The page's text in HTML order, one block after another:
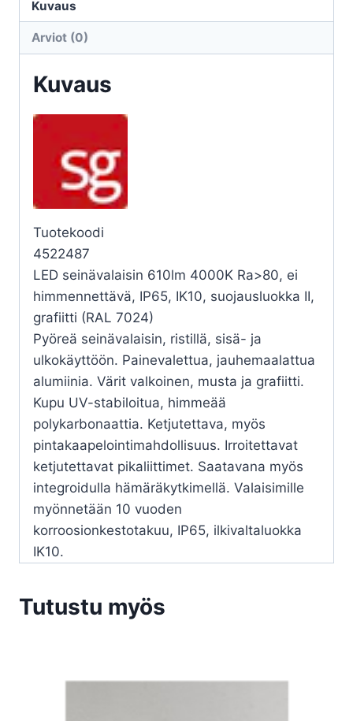
1100
11,5W
määrä
Kuvaus
Arviot (0)
Kuvaus
Tuotekoodi
4522487
LED seinävalaisin 610lm 4000K Ra>80, ei
himmennettävä, IP65, IK10, suojausluokka II,
grafiitti (RAL 7024)
Pyöreä seinävalaisin, ristillä, sisä- ja
ulkokäyttöön. Painevalettua, jauhemaalattua
alumiinia. Värit valkoinen, musta ja grafiitti.
Kupu UV-stabiloitua, himmeää
polykarbonaattia. Ketjutettava, myös
pintakaapelointimahdollisuus. Irroitettavat
ketjutettavat pikaliittimet. Saatavana myös
integroidulla hämäräkytkimellä. Valaisimille
myönnetään 10 vuoden
korroosionkestotakuu, IP65, ilkivaltaluokka
IK10.
Tutustu myös